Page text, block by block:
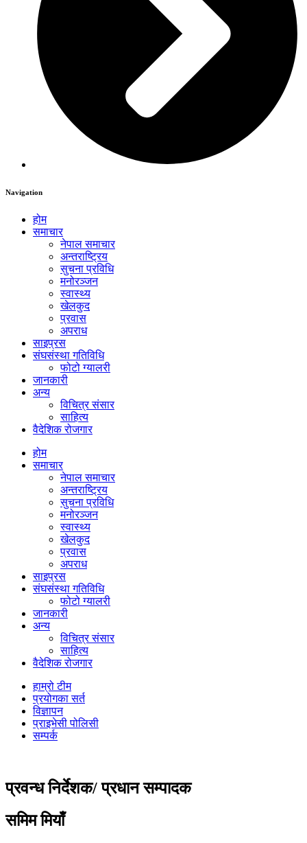
Navigation
होम
समाचार
नेपाल समाचार
अन्तराष्ट्रिय
सुचना प्रविधि
मनोरञ्जन
स्वास्थ्य
खेलकुद
प्रवास
अपराध
साइप्रस
संघसंस्था गतिविधि
फोटो ग्यालरी
जानकारी
अन्य
विचित्र संसार
साहित्य
वैदेशिक रोजगार
होम
समाचार
नेपाल समाचार
अन्तराष्ट्रिय
सुचना प्रविधि
मनोरञ्जन
स्वास्थ्य
खेलकुद
प्रवास
अपराध
साइप्रस
संघसंस्था गतिविधि
फोटो ग्यालरी
जानकारी
अन्य
विचित्र संसार
साहित्य
वैदेशिक रोजगार
हाम्रो टीम
प्रयोगका सर्त
विज्ञापन
प्राइभेसी पोलिसी
सम्पर्क
प्रवन्ध निर्देशक/ प्रधान सम्पादक
समिम मियाँ